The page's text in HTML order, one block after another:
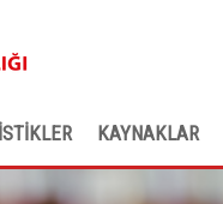
KAYNAKLAR